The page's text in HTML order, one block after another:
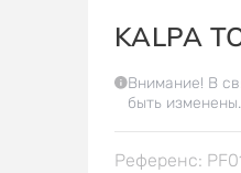
KALPA
Внимание! В
быть
Референс: